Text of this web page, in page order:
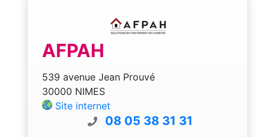
AFPAH
539 avenue Jean Prouvé
30000 NIMES
Site internet
08 05 38 31 31